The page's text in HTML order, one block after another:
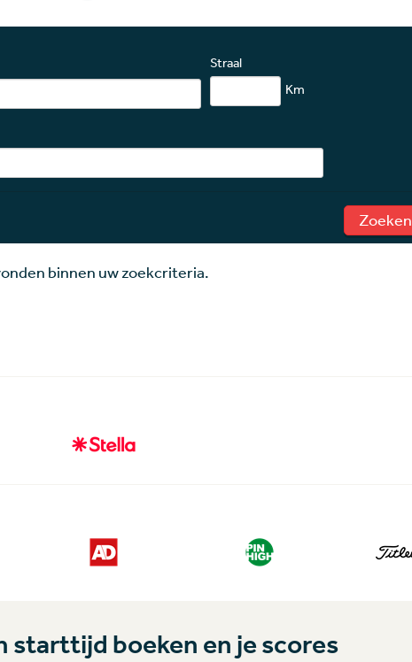
Straal
Km
Zoeken
binnen uw zoekcriteria.
starttijd boeken en je scores